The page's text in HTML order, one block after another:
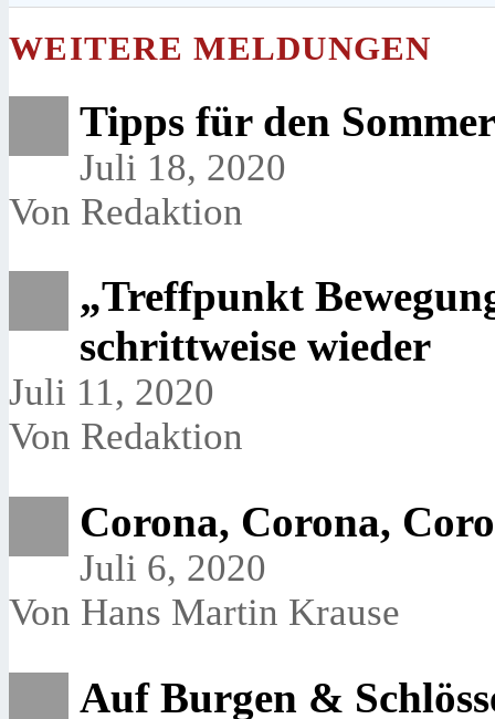
WEITERE MELDUNGEN
Tipps für den
Juli 18, 2020
Von Redaktion
„Treffpunkt
schrittweise wieder
Juli 11, 2020
Von Redaktion
Corona, Corona,
Juli 6, 2020
Von Hans Martin Krause
Auf Burgen &